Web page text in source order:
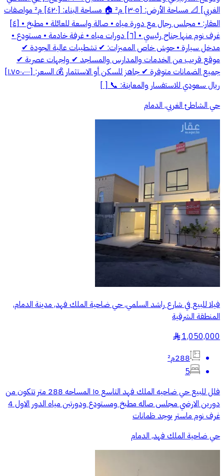
الغربي] 📐 مساحة الأرض: [٣٠٥] م² 🏠 مساحة البناء: [٤٢٠] م² مواصفات
العقار: • مجلس رجال مع دورة مياه • صالة واسعة للعائلة • مطبخ • [٤]
غرف نوم منها جناح رئيسي • [٦] دورات مياه • غرفة خادمة • مستودع •
مدخل سيارة • حوش خاص المميزات: ✔ تشطيبات عالية الجودة ✔
موقع قريب من الخدمات والمدارس والمساجد ✔ واجهات عصرية ✔
جميع الضمانات متوفرة ✔ جاهز للسكن أو الاستثمار 💰 السعر: [١.٧٥٠،٠٠٠]
ريال سعودي للاستفسار والمعاينة: 📞 [ ]
حي الشاطئ الغربي, الدمام
فيلا للبيع في شارع راشد السلمي, حي ضاحية الملك فهد, مدينة الدمام,
المنطقة الشرقية
1,050,000
§
288م²
5
فلل للبيع حي ضاحيه الملك فهد التاسع ١٥ المساحه 288 متر تتكون من
دورين الارضي مجلس صاله مطبخ ومستودع ودورتين مياه الدور الاول 4
غرف نوم ماستر يوجد ظمانات
حي ضاحية الملك فهد, الدمام